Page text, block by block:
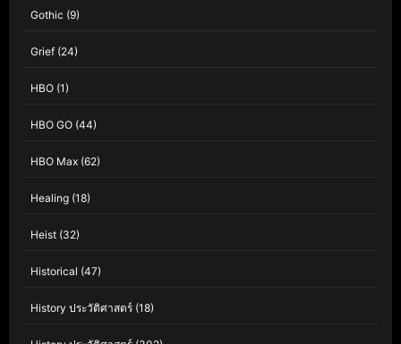
Gothic (9)
Grief (24)
HBO (1)
HBO GO (44)
HBO Max (62)
Healing (18)
Heist (32)
Historical (47)
History ประวัติศาสตร์ (18)